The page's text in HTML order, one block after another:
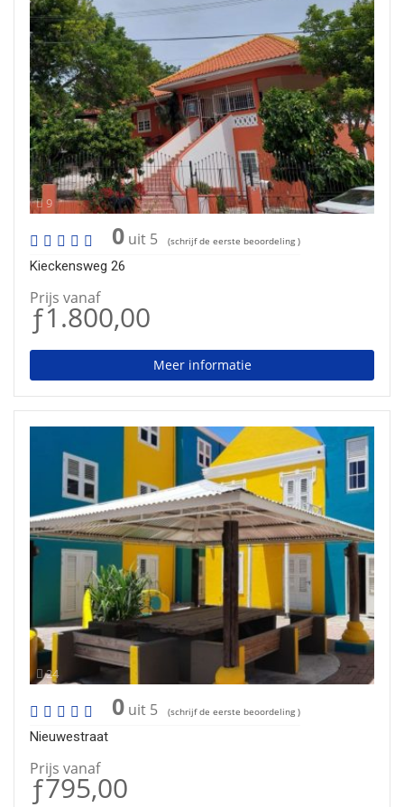
9
0 uit 5 (schrijf de eerste beoordeling )
Kieckensweg 26
Prijs vanaf
ƒ1.800,00
Meer informatie
24
0 uit 5 (schrijf de eerste beoordeling )
Nieuwestraat
Prijs vanaf
ƒ795,00